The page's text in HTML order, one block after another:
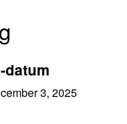
datum
3, 2025